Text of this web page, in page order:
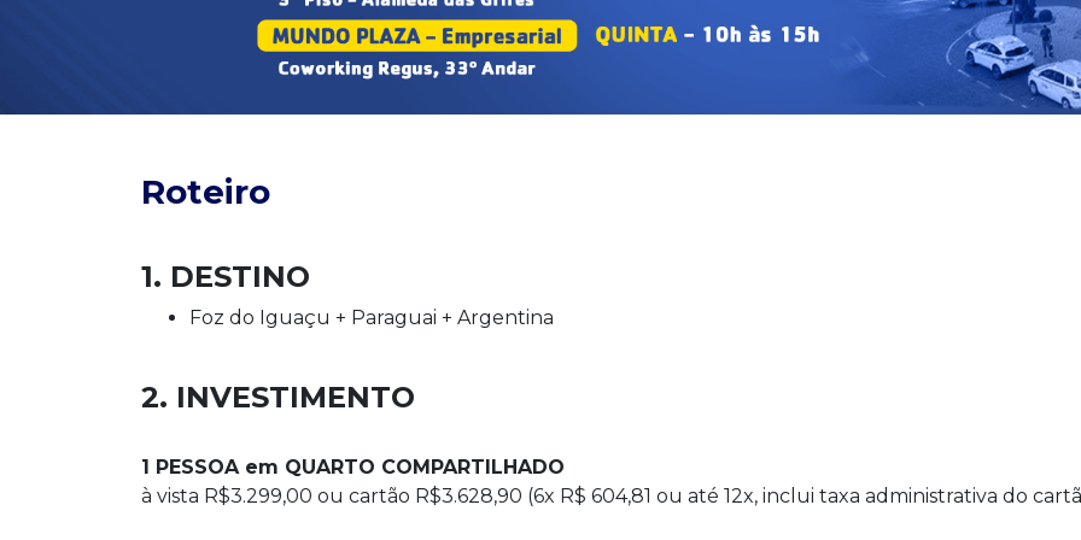
Roteiro
1. DESTINO
Foz do Iguaçu + Paraguai + Argentina
2. INVESTIMENTO
1 PESSOA em QUARTO COMPARTILHADO
à vista R$3.299,00 ou cartão R$3.628,90 (6x R$ 604,81 ou até 12x, inclui taxa administrativa do